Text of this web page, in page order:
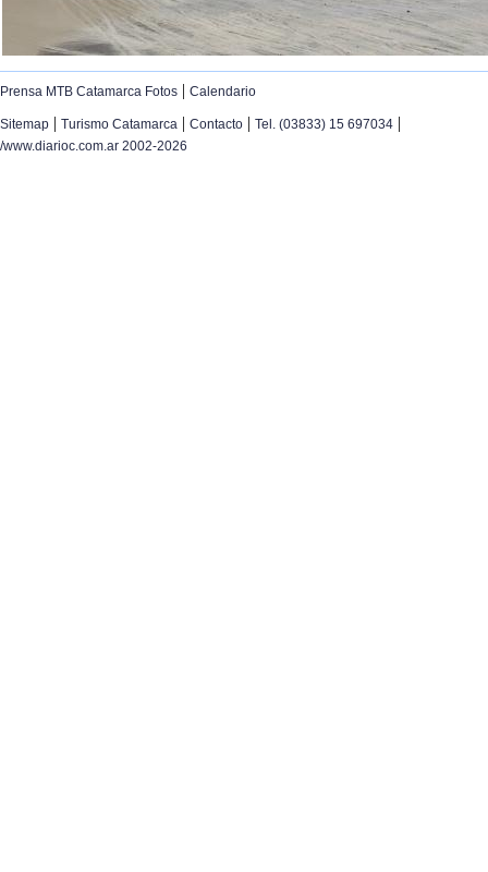
Prensa MTB Catamarca Fotos | Calendario
Sitemap | Turismo Catamarca | Contacto | Tel. (03833) 15 697034 |
/www.diarioc.com.ar 2002-2026